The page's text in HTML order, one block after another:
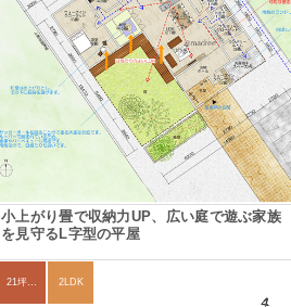
小上がり畳で収納力UP、広い庭で遊ぶ家族
を見守るL字型の平屋
2LDK